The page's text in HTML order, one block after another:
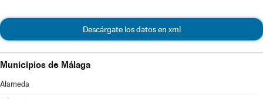
Descárgate los datos en xml
Municipios de Málaga
Alameda